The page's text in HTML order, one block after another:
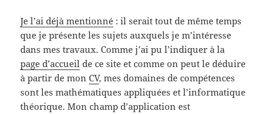
Je l’ai déjà mentionné : il serait tout de même temps
que je présente les sujets auxquels je m’intéresse
dans mes travaux. Comme j’ai pu l’indiquer à la
page d’accueil de ce site et comme on peut le déduire
à partir de monCV, mes domaines de compétences
sont les mathématiques appliquées et l’informatique
théorique. Mon champ d’application est